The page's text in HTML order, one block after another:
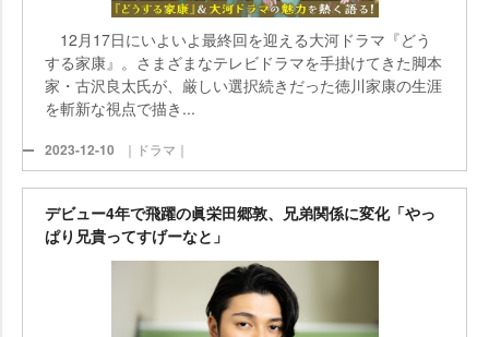
12月17日にいよいよ最終回を迎える大河ドラマ『どう
する家康』。さまざまなテレビドラマを手掛けてきた脚本
家・古沢良太氏が、厳しい選択続きだった徳川家康の生涯
を斬新な視点で描き...
2023-12-10 ｜ドラマ｜
デビュー4年で飛躍の眞栄田郷敦、兄弟関係に変化「やっ
ぱり兄貴ってすげーなと」